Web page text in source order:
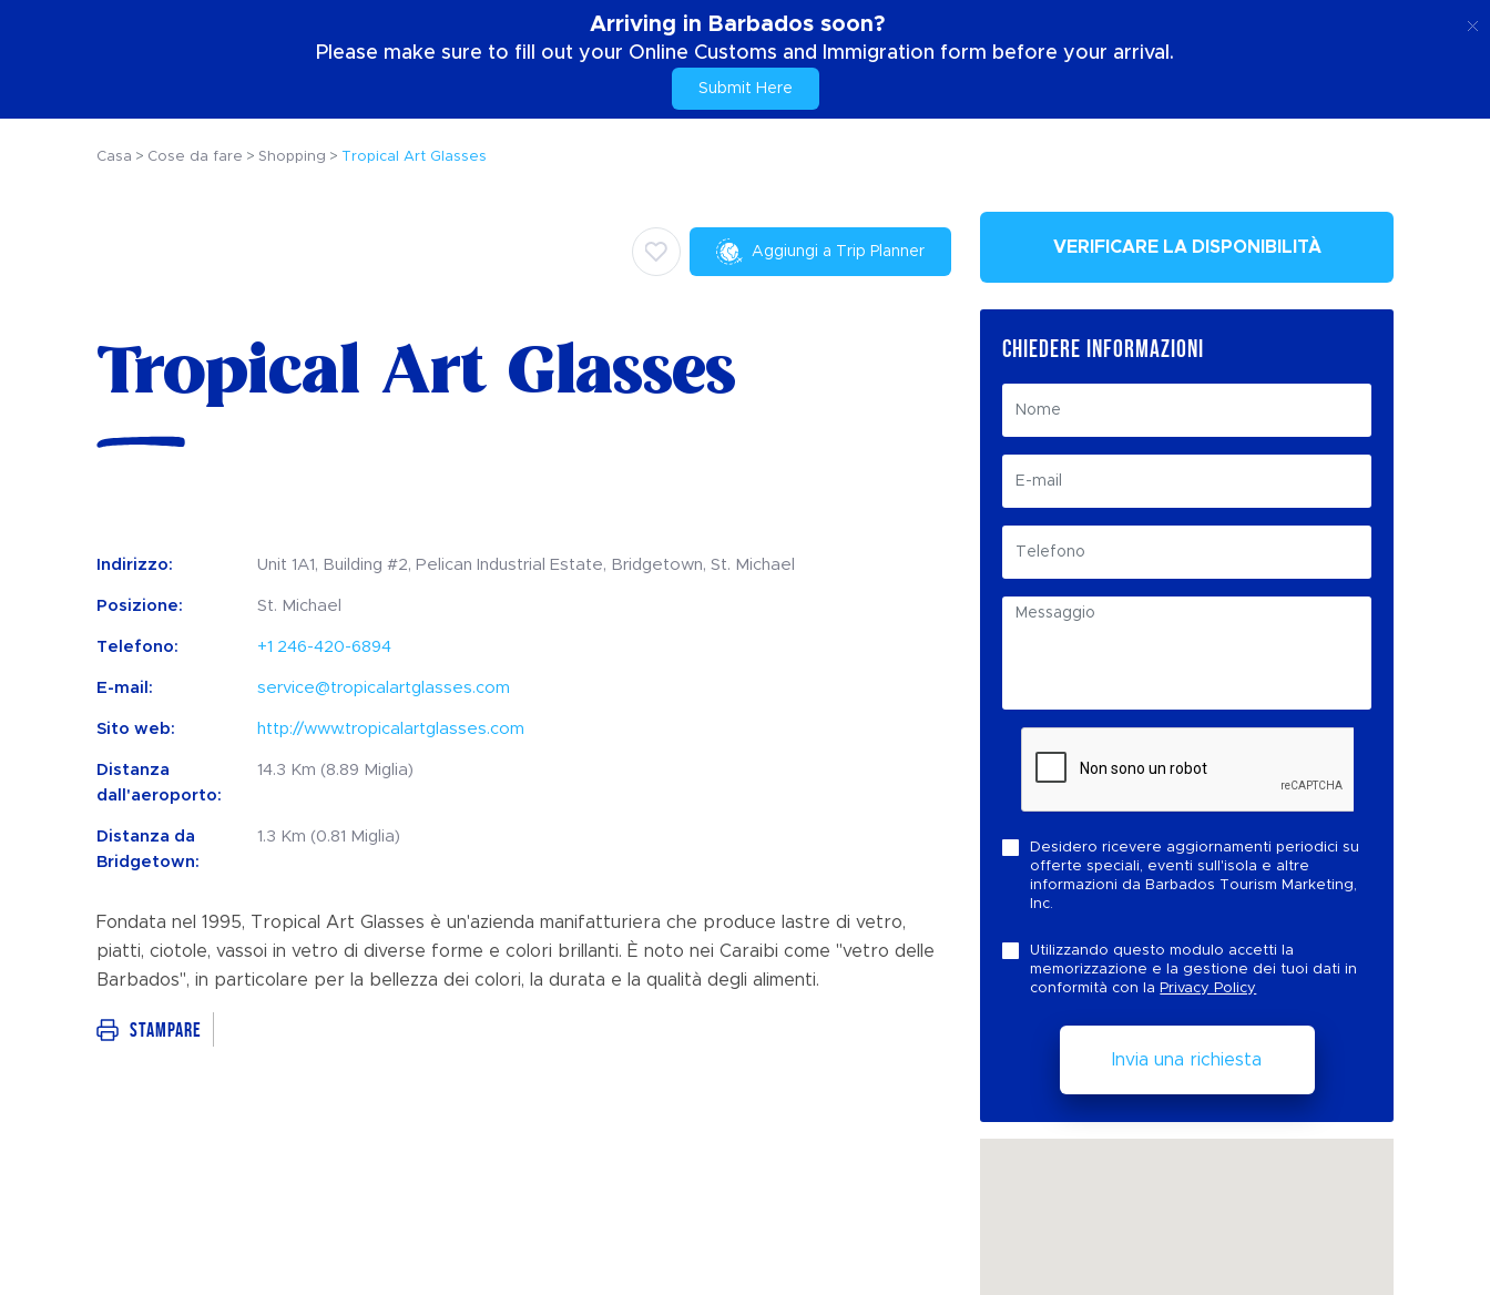
Arriving in Barbados soon?
Please make sure to fill out your Online Customs and Immigration form before your arrival.
Submit Here
Casa Cose da fare Shopping Tropical Art Glasses
Aggiungi a Trip Planner
Tropical Art Glasses
Indirizzo: Unit 1A1, Building #2, Pelican Industrial Estate, Bridgetown, St. Michael
Posizione: St. Michael
Telefono: +1 246-420-6894
E-mail: service@tropicalartglasses.com
Sito web: http://www.tropicalartglasses.com
Distanza
dall'aeroporto:
14.3 Km (8.89 Miglia)
Distanza da
Bridgetown:
1.3 Km (0.81 Miglia)
Fondata nel 1995, Tropical Art Glasses è un'azienda manifatturiera che produce lastre di vetro,
piatti, ciotole, vassoi in vetro di diverse forme e colori brillanti. È noto nei Caraibi come "vetro delle
Barbados", in particolare per la bellezza dei colori, la durata e la qualità degli alimenti.
Stampare
VERIFICARE LA DISPONIBILITÀ
CHIEDERE INFORMAZIONI
Desidero ricevere aggiornamenti periodici su
offerte speciali, eventi sull'isola e altre
informazioni da Barbados Tourism Marketing,
Inc.
Utilizzando questo modulo accetti la
memorizzazione e la gestione dei tuoi dati in
conformità con la Privacy Policy